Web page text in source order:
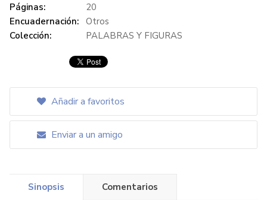
Páginas:
20
Encuadernación: Otros
Colección:
PALABRAS Y FIGURAS
Añadir a favoritos
Enviar a un amigo
Sinopsis Comentarios